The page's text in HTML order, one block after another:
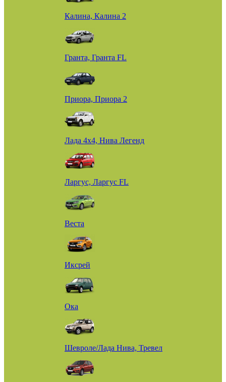
Калина, Калина 2
Гранта, Гранта FL
Приора, Приора 2
Лада 4х4, Нива Легенд
Ларгус, Ларгус FL
Веста
Иксрей
Ока
Шевроле/Лада Нива, Тревел